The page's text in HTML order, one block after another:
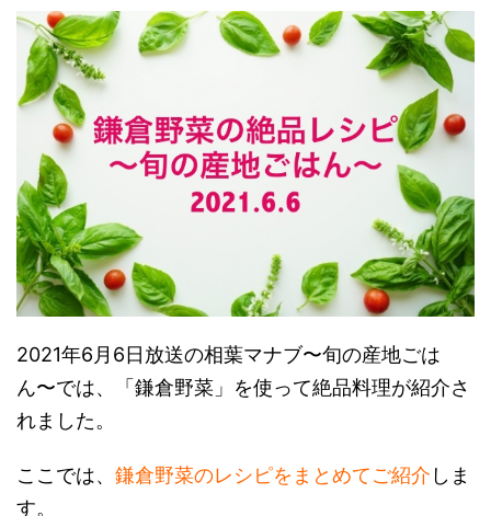
2021年6月6日放送の相葉マナブ〜旬の産地ごは
ん〜では、「鎌倉野菜」を使って絶品料理が紹介さ
れました。
ここでは、 鎌倉野菜のレシピをまとめてご紹介 しま
す。